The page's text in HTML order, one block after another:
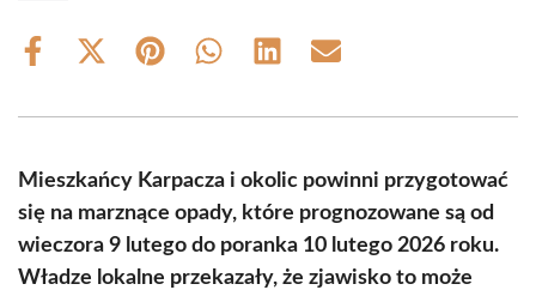
Share
Share
(Twitter)
Share Share Share Share
Mieszkańcy Karpacza i okolic powinni przygotować
się na marznące opady, które prognozowane są od
wieczora 9 lutego do poranka 10 lutego 2026 roku.
Władze lokalne przekazały, że zjawisko to może